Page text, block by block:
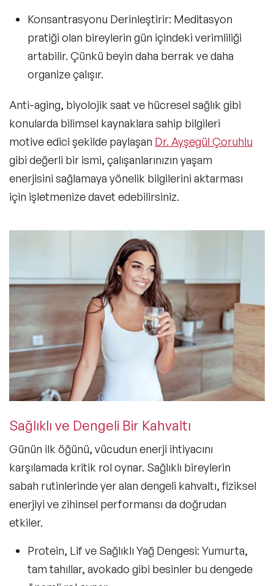
Konsantrasyonu Derinleştirir: Meditasyon
pratiği olan bireylerin gün içindeki verimliliği
artabilir. Çünkü beyin daha berrak ve daha
organize çalışır.
Anti-aging, biyolojik saat ve hücresel sağlık gibi
konularda bilimsel kaynaklara sahip bilgileri
motive edici şekilde paylaşan Dr. Ayşegül Çoruhlu
gibi değerli bir ismi, çalışanlarınızın yaşam
enerjisini sağlamaya yönelik bilgilerini aktarması
için işletmenize davet edebilirsiniz.
Sağlıklı ve Dengeli Bir Kahvaltı
Günün ilk öğünü, vücudun enerji ihtiyacını
karşılamada kritik rol oynar. Sağlıklı bireylerin
sabah rutinlerinde yer alan dengeli kahvaltı, fiziksel
enerjiyi ve zihinsel performansı da doğrudan
etkiler.
Protein, Lif ve Sağlıklı Yağ Dengesi: Yumurta,
tam tahıllar, avokado gibi besinler bu dengede